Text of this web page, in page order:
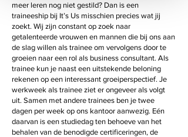
meer leren nog niet gestild? Dan is een
traineeship bij It’s Us misschien precies wat jij
zoekt. Wij zijn constant op zoek naar
getalenteerde vrouwen en mannen die bij ons aan
de slag willen als trainee om vervolgens door te
groeien naar een rol als business consultant. Als
trainee kun je naast een uitstekende beloning
rekenen op een interessant groeiperspectief. Je
werkweek als trainee ziet er ongeveer als volgt
uit. Samen met andere trainees ben je twee
dagen per week op ons kantoor aanwezig. Eén
daarvan is een studiedag ten behoeve van het
behalen van de benodigde certificeringen, de